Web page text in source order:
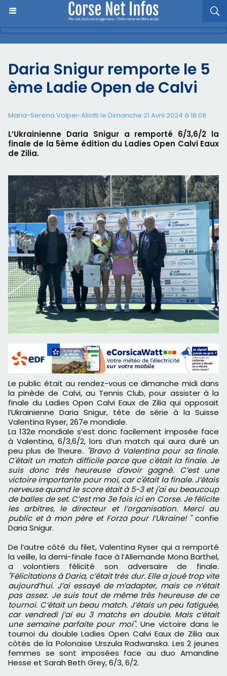
Daria Snigur remporte le 5
ème Ladie Open de Calvi
Maria-Serena Volpei-Aliotti le Dimanche 21 Avril 2024 à 18:08
L’Ukrainienne Daria Snigur a remporté 6/3,6/2 la
finale de la 5ème édition du Ladies Open Calvi Eaux
de Zilia.
Le public était au rendez-vous ce dimanche midi dans
la pinède de Calvi, au Tennis Club, pour assister à la
finale du Ladies Open Calvi Eaux de Zilia qui opposait
l’Ukrainienne Daria Snigur, tête de série à la Suisse
Valentina Ryser, 267e mondiale.
La 132e mondiale s’est donc facilement imposée face
à Valentina, 6/3,6/2, lors d’un match qui aura duré un
peu plus de 1heure. "Bravo à Valentina pour sa finale.
C'était un match difficile parce que c'était la finale. Je
suis donc très heureuse d'avoir gagné. C’est une
victoire importante pour moi, car c'était la finale. J’étais
nerveuse quand le score était à 5-3 et j'ai eu beaucoup
de balles de set. C’est ma 3e fois ici en Corse. Je félicite
les arbitres, le directeur et l’organisation. Merci au
public et à mon père et Forza pour l’Ukraine! "confie
Daria Snigur.
De l’autre côté du filet, Valentina Ryser qui a remporté
la veille, la demi-finale face à l’Allemande Mona Barthel,
a volontiers félicité son adversaire de finale.
"Félicitations à Daria, c’était très dur. Elle a joué trop vite
aujourd’hui. J’ai essayé de m’adapter, mais ce n’était
pas assez. Je suis tout de même très heureuse de ce
tournoi. C’était un beau match. J’étais un peu fatiguée,
car vendredi j’ai eu 3 matchs en double. Mais c’était
une semaine parfaite pour moi".Une victoire dans le
tournoi du double Ladies Open Calvi Eaux de Zilia aux
côtés de la Polonaise Urszula Radwanska. Les 2 jeunes
femmes se sont imposées face au duo Amandine
Hesse et Sarah Beth Grey, 6/3, 6/2.